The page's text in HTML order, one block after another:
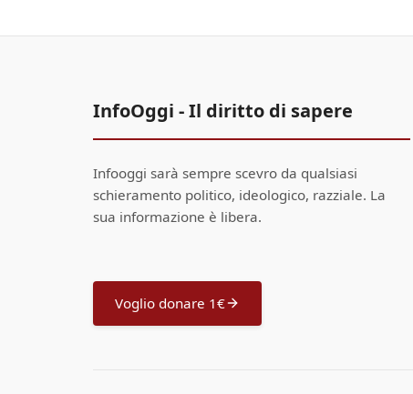
InfoOggi - Il diritto di sapere
Infooggi sarà sempre scevro da qualsiasi
schieramento politico, ideologico, razziale. La
sua informazione è libera.
Voglio donare 1€